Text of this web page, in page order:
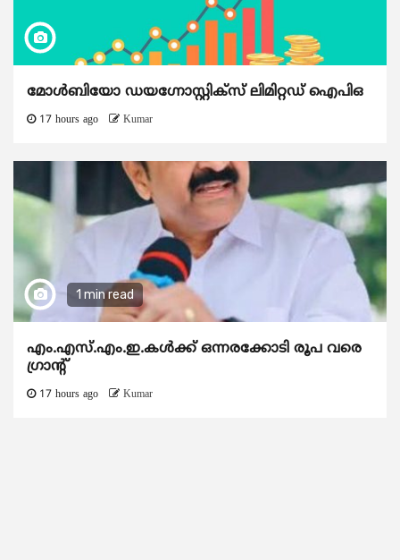
മോൾബിയോ ഡയഗ്നോസ്റ്റിക്സ് ലിമിറ്റഡ് ഐപിഒ
17 hours ago Kumar
1 min read
എം.എസ്.എം.ഇ.കൾക്ക് ഒന്നരക്കോടി രൂപ വരെ
ഗ്രാന്റ്
17 hours ago Kumar